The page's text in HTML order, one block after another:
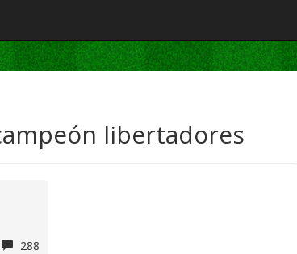
libertadores
288